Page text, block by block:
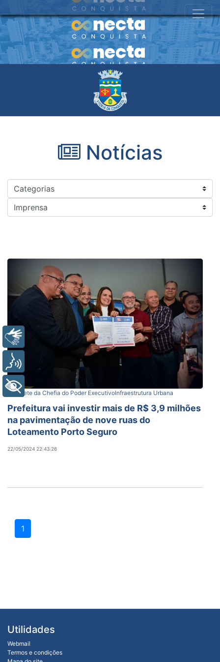
Notícias
Gabinete da Chefia do Poder ExecutivoInfraestrutura Urbana
Prefeitura vai investir mais de R$ 3,9 milhões
na pavimentação de nove ruas do
Loteamento Porto Seguro
22/05/2024 22:43:26
1
Utilidades
Webmail
Termos e condições
+ Acessibilidade